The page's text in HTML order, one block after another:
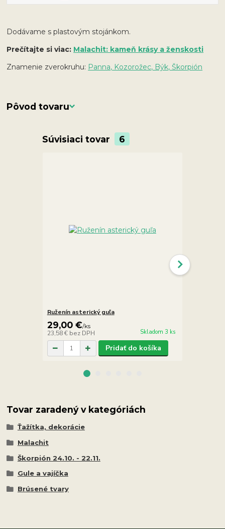
Dodávame s plastovým stojánkom.
Prečítajte si viac: Malachit: kameň krásy a ženskosti
Znamenie zverokruhu: Panna, Kozorožec, Býk, Škorpión
Pôvod tovaru
Súvisiaci tovar 6
Ruženín asterický guľa
29,00 €/ks
23,58 € bez DPH Skladom 3 ks
Pridať do košíka
Tovar zaradený v kategóriách
Ťažítka, dekorácie
Malachit
Škorpión 24.10. - 22.11.
Gule a vajíčka
Brúsené tvary